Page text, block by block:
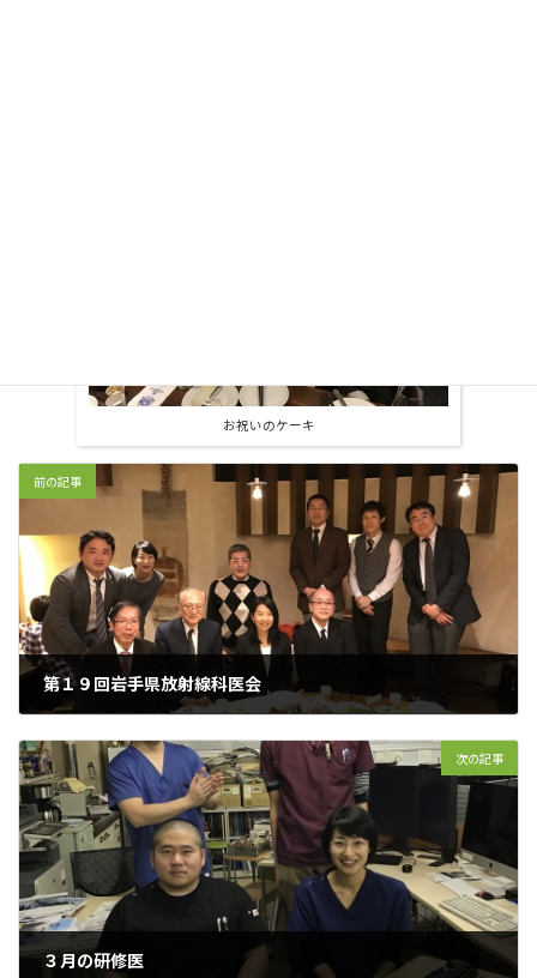
お祝いのケーキ
前の記事
第１９回岩手県放射線科医会
次の記事
３月の研修医